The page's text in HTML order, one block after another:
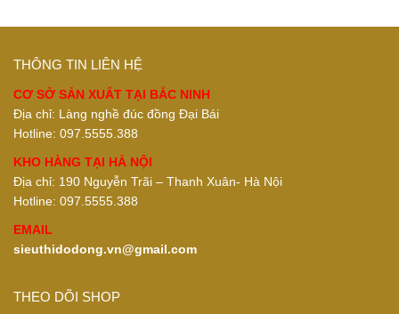
THÔNG TIN LIÊN HỆ
CƠ SỞ SẢN XUẤT TẠI BẮC NINH
Địa chỉ: Làng nghề đúc đồng Đại Bái
Hotline: 097.5555.388
KHO HÀNG TẠI HÀ NỘI
Địa chỉ: 190 Nguyễn Trãi – Thanh Xuân- Hà Nội
Hotline: 097.5555.388
EMAIL
sieuthidodong.vn@gmail.com
THEO DÕI SHOP